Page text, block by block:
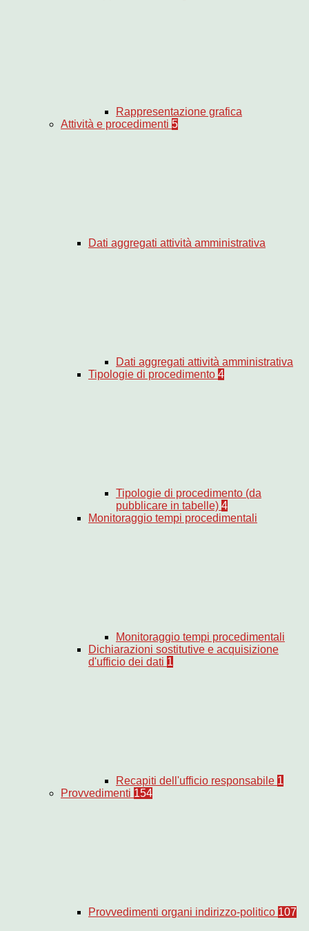
Rappresentazione grafica
Attività e procedimenti 5
Dati aggregati attività amministrativa
Dati aggregati attività amministrativa
Tipologie di procedimento 4
Tipologie di procedimento (da
pubblicare in tabelle) 4
Monitoraggio tempi procedimentali
Monitoraggio tempi procedimentali
Dichiarazioni sostitutive e acquisizione
d'ufficio dei dati 1
Recapiti dell'ufficio responsabile 1
Provvedimenti 154
Provvedimenti organi indirizzo-politico 107